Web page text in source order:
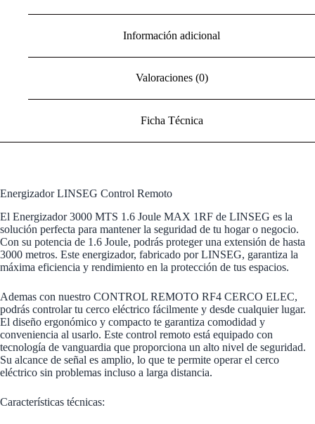
Información adicional
Valoraciones (0)
Ficha Técnica
Energizador LINSEG Control Remoto
El Energizador 3000 MTS 1.6 Joule MAX 1RF de LINSEG es la
solución perfecta para mantener la seguridad de tu hogar o negocio.
Con su potencia de 1.6 Joule, podrás proteger una extensión de hasta
3000 metros. Este energizador, fabricado por LINSEG, garantiza la
máxima eficiencia y rendimiento en la protección de tus espacios.
Ademas con nuestro CONTROL REMOTO RF4 CERCO ELEC,
podrás controlar tu cerco eléctrico fácilmente y desde cualquier lugar.
El diseño ergonómico y compacto te garantiza comodidad y
conveniencia al usarlo. Este control remoto está equipado con
tecnología de vanguardia que proporciona un alto nivel de seguridad.
Su alcance de señal es amplio, lo que te permite operar el cerco
eléctrico sin problemas incluso a larga distancia.
Características técnicas: